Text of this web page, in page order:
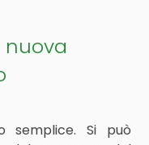
semplice. Si può